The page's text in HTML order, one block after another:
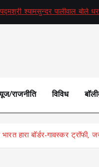
पद्मश्री श्यामसुन्दर पालीवाल बोले
राजनीति विविध
हारा बॉर्डर-गावस्कर ट्रॉफी,